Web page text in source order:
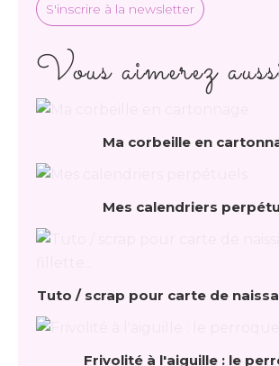
S'inscrire à la newsletter
Vous aimerez
Ma corbeille en
Mes calendriers
Tuto / scrap pour carte de
Frivolité à l'aiguille : le